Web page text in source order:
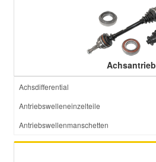
Achsantrieb
Achsdifferential
Antriebswelleneinzelteile
Antriebswellenmanschetten